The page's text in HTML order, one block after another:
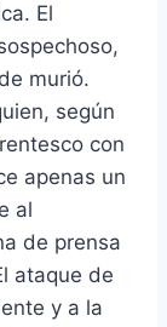
El
murió.
según
con
apenas un
al
de prensa
ataque de
y a la